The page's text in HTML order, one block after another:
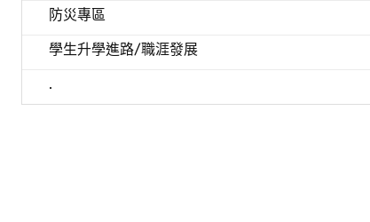
防災專區
學生升學進路/職涯發展
.